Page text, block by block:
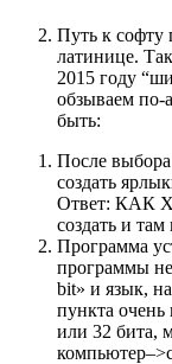
Путь к софту
латинице.
2015 году
обзываем по-
быть:
После выбора
создать
Ответ: КАК
создать и там
Программа
программы
bit» и язык,
пункта очень
или 32 бита,